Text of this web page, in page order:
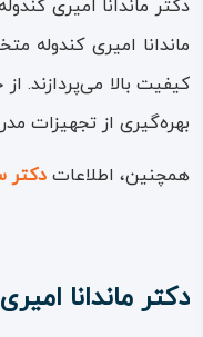
دکتر ماندانا امیری
ماندانا امیری
کیفیت بالا می‌پردازند.
بهره‌گیری از تجهیزات
همچنین، اطلاعات دکتر
دکتر ماندانا